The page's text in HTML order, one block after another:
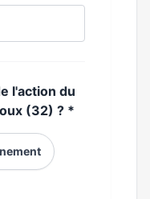
l'action du
(32) ? *